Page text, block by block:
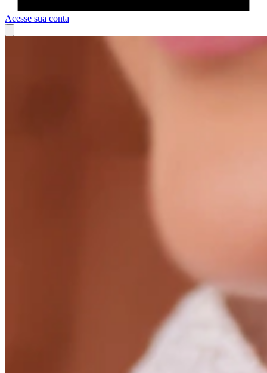
Acesse sua conta